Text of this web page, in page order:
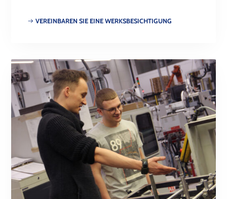
VEREINBAREN SIE EINE WERKSBESICHTIGUNG